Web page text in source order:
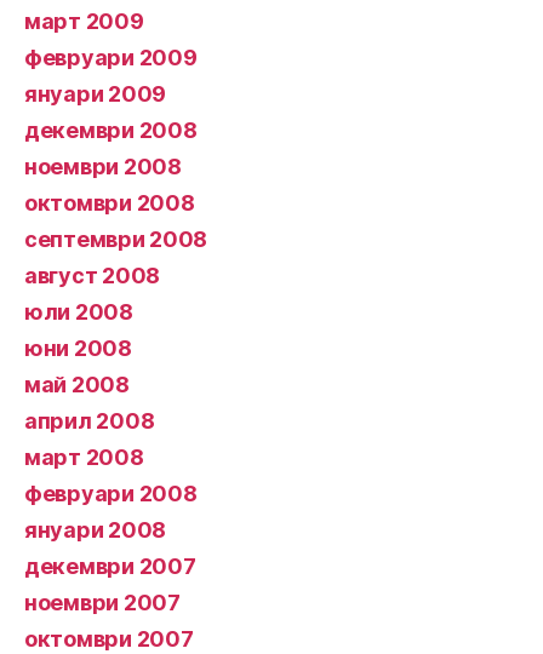
март 2009
февруари 2009
януари 2009
декември 2008
ноември 2008
октомври 2008
септември 2008
август 2008
юли 2008
юни 2008
май 2008
април 2008
март 2008
февруари 2008
януари 2008
декември 2007
ноември 2007
октомври 2007